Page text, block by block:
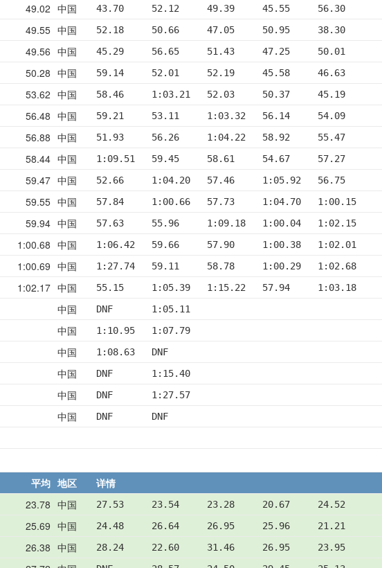
49.02 中国 43.70     52.12     49.39     45.55     56.30
49.55 中国 52.18     50.66     47.05     50.95     38.30
49.56 中国 45.29     56.65     51.43     47.25     50.01
50.28 中国 59.14     52.01     52.19     45.58     46.63
53.62 中国 58.46     1:03.21   52.03     50.37     45.19
56.48 中国 59.21     53.11     1:03.32   56.14     54.09
56.88 中国 51.93     56.26     1:04.22   58.92     55.47
58.44 中国 1:09.51   59.45     58.61     54.67     57.27
59.47 中国 52.66     1:04.20   57.46     1:05.92   56.75
59.55 中国 57.84     1:00.66   57.73     1:04.70   1:00.15
59.94 中国 57.63     55.96     1:09.18   1:00.04   1:02.15
1:00.68 中国 1:06.42   59.66     57.90     1:00.38   1:02.01
1:00.69 中国 1:27.74   59.11     58.78     1:00.29   1:02.68
1:02.17 中国 55.15     1:05.39   1:15.22   57.94     1:03.18
中国 DNF       1:05.11
中国 1:10.95   1:07.79
中国 1:08.63   DNF
中国 DNF       1:15.40
中国 DNF       1:27.57
中国 DNF       DNF
平均 地区
详情
23.78 中国 27.53     23.54     23.28     20.67     24.52
25.69 中国 24.48     26.64     26.95     25.96     21.21
26.38 中国 28.24     22.60     31.46     26.95     23.95